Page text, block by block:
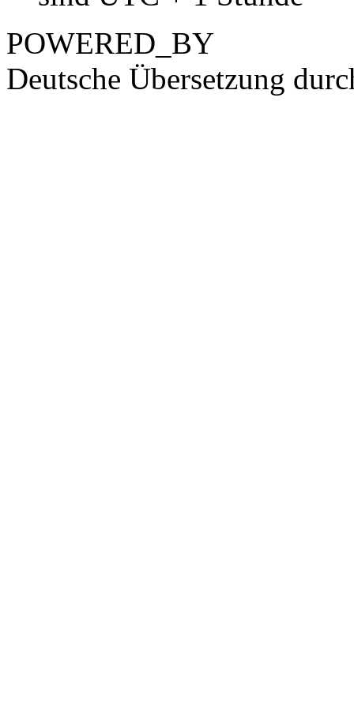
POWERED_BY
Deutsche Übersetzung